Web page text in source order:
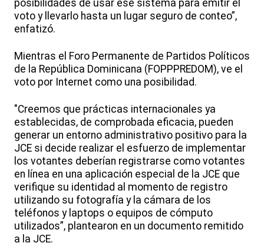
posibilidades de usar ese sistema para emitir el
voto y llevarlo hasta un lugar seguro de conteo”,
enfatizó.
Mientras el Foro Permanente de Partidos Políticos
de la República Dominicana (FOPPPREDOM), ve el
voto por Internet como una posibilidad.
"Creemos que prácticas internacionales ya
establecidas, de comprobada eficacia, pueden
generar un entorno administrativo positivo para la
JCE si decide realizar el esfuerzo de implementar
los votantes deberían registrarse como votantes
en línea en una aplicación especial de la JCE que
verifique su identidad al momento de registro
utilizando su fotografía y la cámara de los
teléfonos y laptops o equipos de cómputo
utilizados”, plantearon en un documento remitido
a la JCE.